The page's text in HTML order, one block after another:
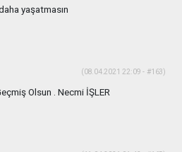
yaşatmasın
(08.04.2021 22:09 - #163)
Olsun . Necmi İŞLER